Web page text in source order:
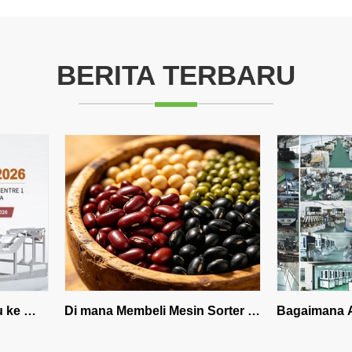
BERITA TERBARU
mana Membeli Mesin Sorter
Bagaimana AI